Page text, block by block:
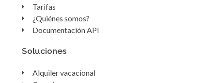
Tarifas
¿Quiénes somos?
Documentación API
Soluciones
Alquiler vacacional